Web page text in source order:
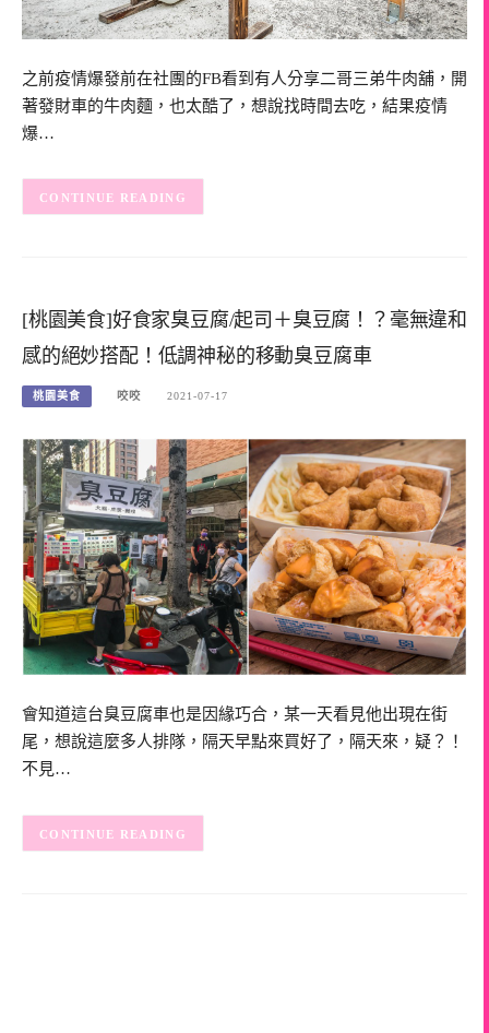
之前疫情爆發前在社團的FB看到有人分享二哥三弟牛肉舖，開
著發財車的牛肉麵，也太酷了，想說找時間去吃，結果疫情
爆…
CONTINUE READING
[桃園美食]好食家臭豆腐/起司＋臭豆腐！？毫無違和
感的絕妙搭配！低調神秘的移動臭豆腐車
桃園美食 咬咬 2021-07-17
會知道這台臭豆腐車也是因緣巧合，某一天看見他出現在街
尾，想說這麼多人排隊，隔天早點來買好了，隔天來，疑？！
不見…
CONTINUE READING